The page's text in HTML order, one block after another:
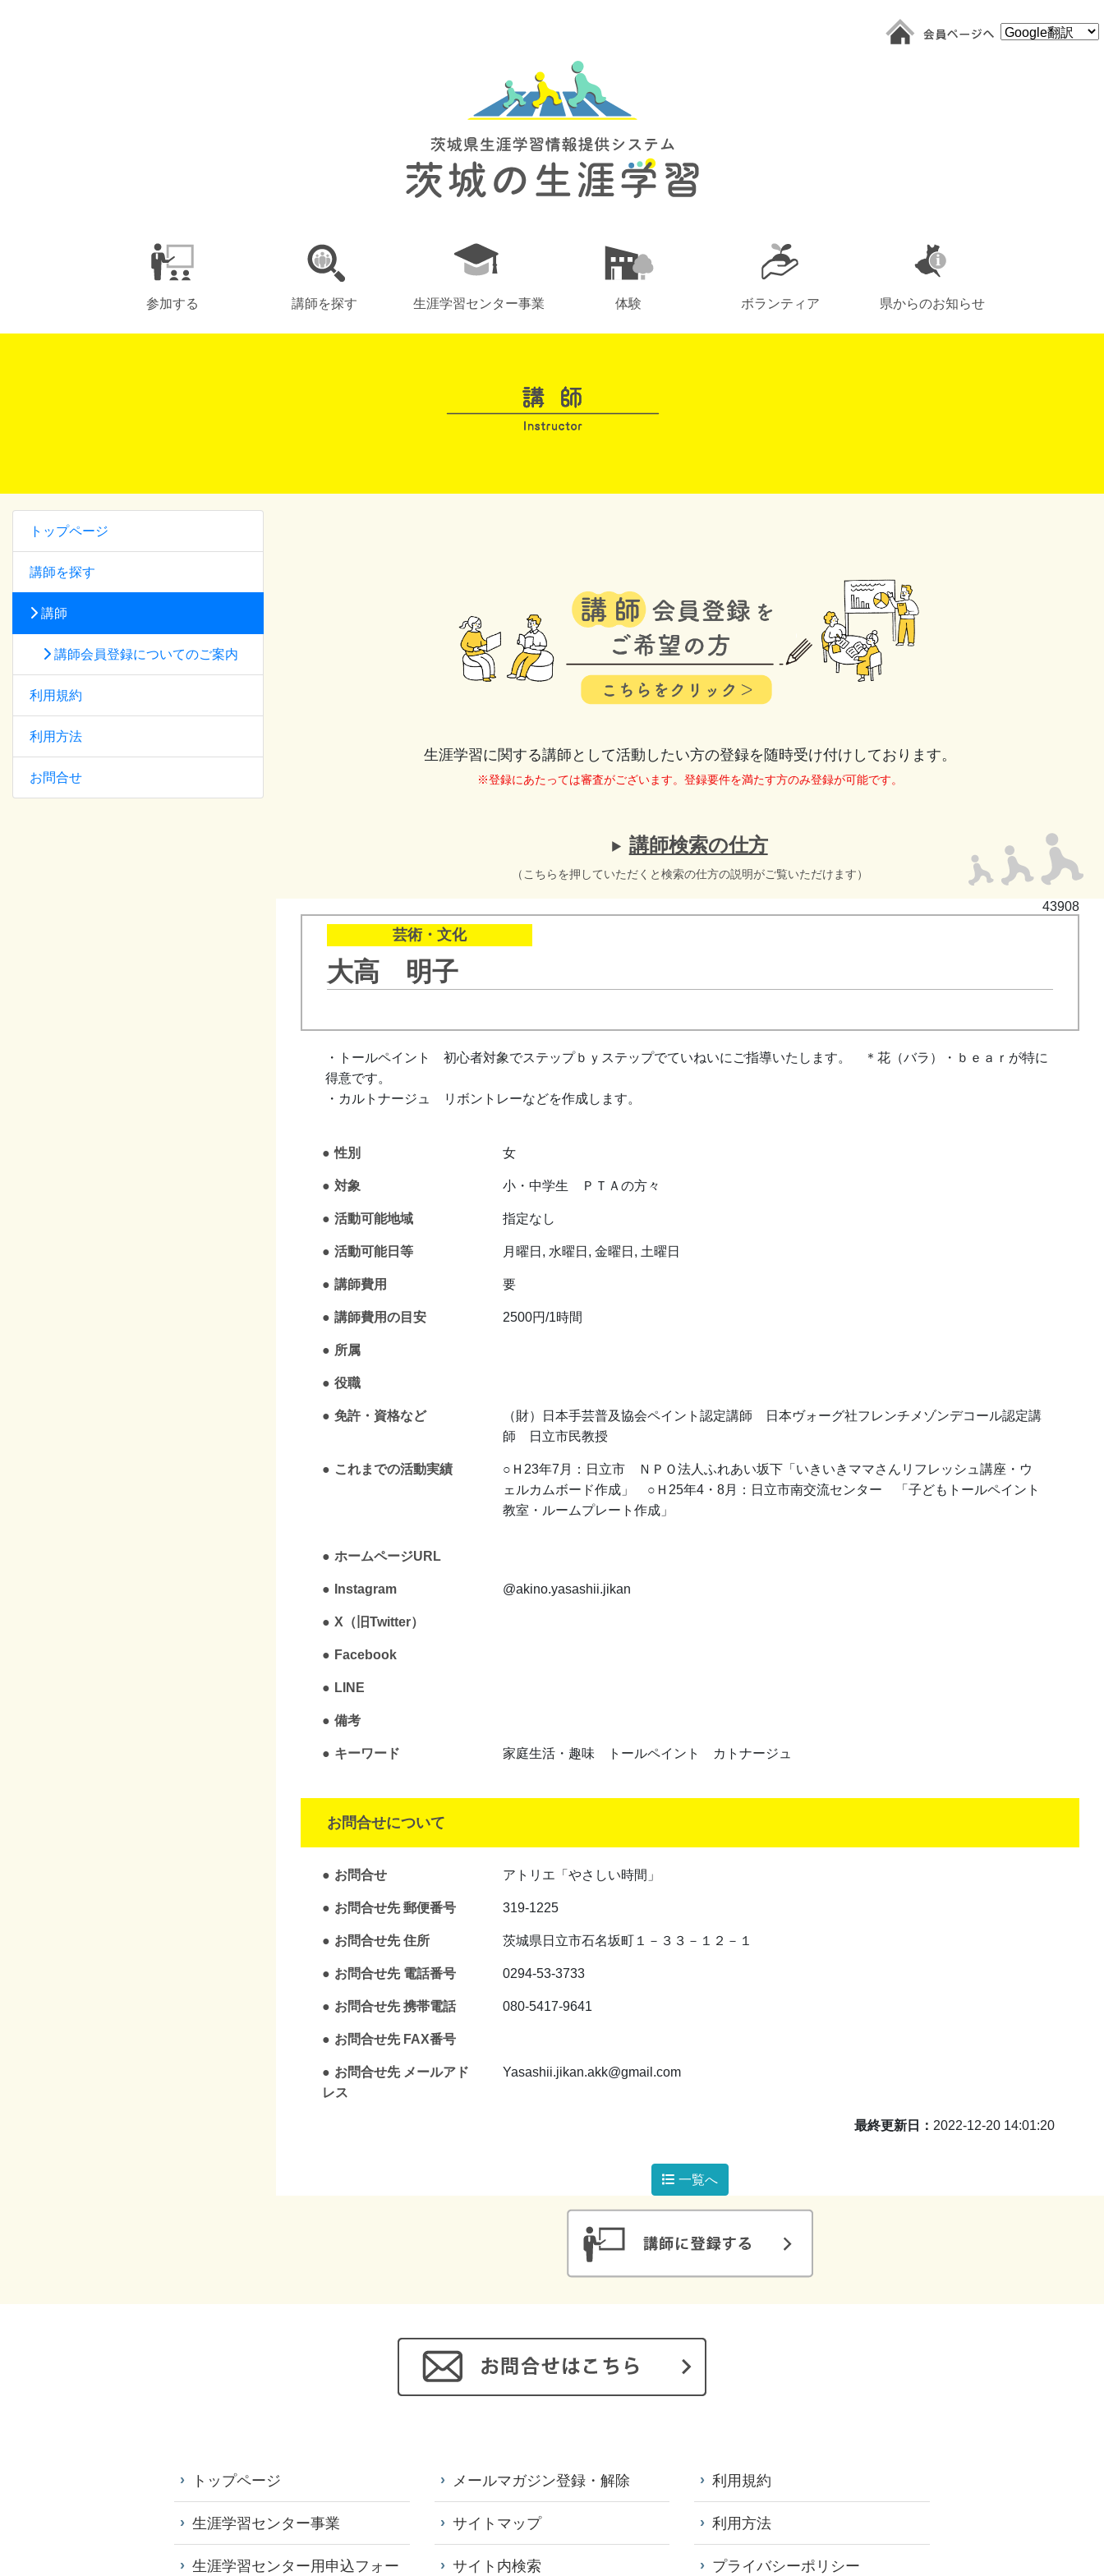
参加する 講師を探す 生涯学習センター事業 体験 ボランティア 県からのお知らせ
トップページ
講師を探す
講師
講師会員登録についてのご案内
利用規約
利用方法
お問合せ
生涯学習に関する講師として活動したい方の登録を随時受け付けしております。
※登録にあたっては審査がございます。登録要件を満たす方のみ登録が可能です。
講師検索の仕方
（こちらを押していただくと検索の仕方の説明がご覧いただけます）
43908
芸術・文化
大高 明子
・トールペイント 初心者対象でステップｂｙステップでていねいにご指導いたします。 ＊花（バラ）・ｂｅａｒが特に
得意です。
・カルトナージュ リボントレーなどを作成します。
性別 女
対象 小・中学生 ＰＴＡの方々
活動可能地域 指定なし
活動可能日等 月曜日, 水曜日, 金曜日, 土曜日
講師費用 要
講師費用の目安 2500円/1時間
所属
役職
免許・資格など
（財）日本手芸普及協会ペイント認定講師 日本ヴォーグ社フレンチメゾンデコール認定講
師 日立市民教授
これまでの活動実績
○Ｈ23年7月：日立市 ＮＰＯ法人ふれあい坂下「いきいきママさんリフレッシュ講座・ウ
ェルカムボード作成」 ○Ｈ25年4・8月：日立市南交流センター 「子どもトールペイント
教室・ルームプレート作成」
ホームページURL
Instagram @akino.yasashii.jikan
X（旧Twitter）
Facebook
LINE
備考
キーワード 家庭生活・趣味 トールペイント カトナージュ
お問合せについて
お問合せ アトリエ「やさしい時間」
お問合せ先 郵便番号 319-1225
お問合せ先 住所 茨城県日立市石名坂町１－３３－１２－１
お問合せ先 電話番号 0294-53-3733
お問合せ先 携帯電話 080-5417-9641
お問合せ先 FAX番号
お問合せ先 メールアド
レス
Yasashii.jikan.akk@gmail.com
最終更新日 2022-12-20 14:01:20
一覧へ
トップページ
生涯学習センター事業
生涯学習センター用申込フォー
メールマガジン登録・解除
サイトマップ
サイト内検索
利用規約
利用方法
プライバシーポリシー